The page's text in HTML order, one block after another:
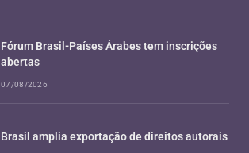
Fórum Brasil-Países Árabes tem inscrições
abertas
07/08/2026
Brasil amplia exportação de direitos autorais